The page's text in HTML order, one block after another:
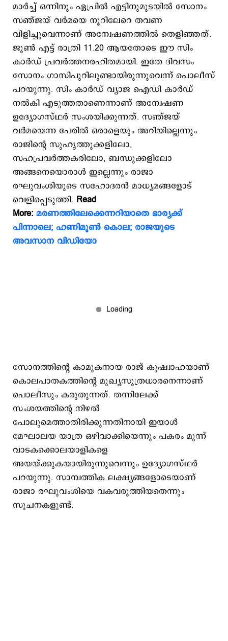
മാര്‍ച്ച് ഒന്നിനും ഏപ്രില്‍ എട്ടിനുമുടയില്‍ സോനം
സഞ്ജയ് വര്‍മയെ നൂറിലേറെ തവണ
വിളിച്ചുവെന്നാണ് അന്വേഷണത്തില്‍ തെളിഞ്ഞത്.
ജൂണ്‍ എട്ട് രാത്രി 11.20 ആയതോടെ ഈ സിം
കാര്‍ഡ് പ്രവര്‍ത്തനരഹിതമായി. ഇതേ ദിവസം
സോനം ഗാസിപുറിലുണ്ടായിരുന്നുവെന്ന് പൊലീസ്
പറയുന്നു. സിം കാര്‍ഡ് വ്യാജ ഐഡി കാര്‍ഡ്
നല്‍കി എടുത്തതാണെന്നാണ് അന്വേഷണ
ഉദ്യോഗസ്ഥര്‍ സംശയിക്കുന്നത്. സഞ്ജയ്
വര്‍മയെന്ന പേരില്‍ ഒരാളെയും അറിയില്ലെന്നും
രാജിന്‍റെ സുഹൃത്തുക്കളിലോ,
സഹപ്രവര്‍ത്തകരിലോ, ബന്ധുക്കളിലോ
അങ്ങനെയൊരാള്‍ ഇല്ലെന്നും രാജാ
രഘുവംശിയുടെ സഹോദരന്‍ മാധ്യമങ്ങളോട്
വെളിപ്പെടുത്തി. Read
More: മരണത്തിലേക്കെന്നറിയാതെ ഭാര്യക്ക്
പിന്നാലെ; ഹണിമൂണ്‍ കൊല; രാജയുടെ
അവസാന വിഡിയോ
സോനത്തിന്‍റെ കാമുകനായ രാജ് കുഷ്വാഹയാണ്
കൊലപാതകത്തിന്‍റെ മുഖ്യസൂത്രധാരനെന്നാണ്
പൊലീസും കരുതുന്നത്. തന്നിലേക്ക്
സംശയത്തിന്‍റെ നിഴല്‍
പോലുമെത്താതിരിക്കുന്നതിനായി ഇയാള്‍
മേഘാലയ യാത്ര ഒഴിവാക്കിയെന്നും പകരം മൂന്ന്
വാടകക്കൊലയാളികളെ
അയയ്ക്കുകയായിരുന്നുവെന്നും ഉദ്യോഗസ്ഥര്‍
പറയുന്നു. സാമ്പത്തിക ലക്ഷ്യങ്ങളോടെയാണ്
രാജാ രഘുവംശിയെ വകവരുത്തിയതെന്നും
സൂചനകളുണ്ട്.